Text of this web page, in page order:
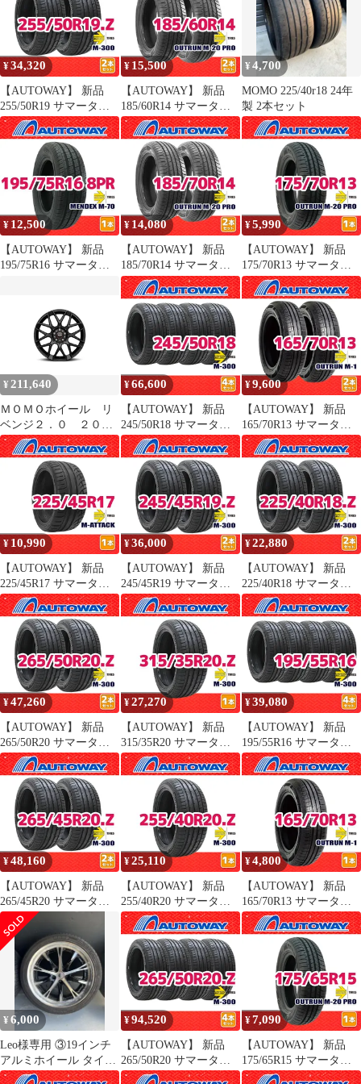
¥34,320
【AUTOWAY】 新品
255/50R19 サマータイ
ヤ MOMO Tires M-300
19インチ 2本セット 夏
タイヤ オートウェイ
¥ 15,500
【AUTOWAY】 新品
185/60R14 サマータイ
ヤ MOMO Tires
OUTRUN M-20 PRO 14
インチ 2本セット 夏タ
イヤ オートウェイ
¥4,700
MOMO 225/40r18 24年
製 2本セット
¥ 12,500
【AUTOWAY】 新品
195/75R16 サマータイ
チ １本売り 夏タイヤ
オートウェイ
¥ 14,080
【AUTOWAY】 新品
185/70R14 サマータイ
ヤ MOMO Tires
OUTRUN M-20 PRO 14
インチ 2本セット 夏タ
イヤ オートウェイ
¥5,990
【AUTOWAY】 新品
175/70R13 サマータイ
ヤ MOMO Tires
OUTRUN M-20 PRO 13
インチ １本売り 夏タイ
ヤ オートウェイ
¥ 211,640
ＭＯＭＯホイール リ
ベンジ２．０ ２０イ
ンチ ４本
¥66,600
【AUTOWAY】 新品
245/50R18 サマータイ
ヤ MOMO Tires M-300
18インチ 4本セット 夏
タイヤ オートウェイ
¥9,600
【AUTOWAY】 新品
165/70R13 サマータイ
ヤ MOMO Tires
OUTRUN M-1 13インチ
2本セット 夏タイヤ オ
ートウェイ
¥ 10,990
【AUTOWAY】 新品
225/45R17 サマータイ
ヤ MOMO Tires M-
ATTACK 17インチ １本
売り 夏タイヤ オートウ
ェイ
¥36,000
【AUTOWAY】 新品
245/45R19 サマータイ
ヤ MOMO Tires M-300
19インチ 2本セット 夏
タイヤ オートウェイ
¥22,880
【AUTOWAY】 新品
225/40R18 サマータイ
ヤ MOMO Tires M-300
18インチ 2本セット 夏
タイヤ オートウェイ
¥47,260
【AUTOWAY】 新品
265/50R20 サマータイ
ヤ MOMO Tires M-300
20インチ 2本セット 夏
タイヤ オートウェイ
¥27,270
【AUTOWAY】 新品
315/35R20 サマータイ
ヤ MOMO Tires M-300
20インチ １本売り 夏タ
イヤ オートウェイ
¥39,080
【AUTOWAY】 新品
195/55R16 サマータイ
ヤ MOMO Tires M-300
16インチ 4本セット 夏
タイヤ オートウェイ
¥48,160
【AUTOWAY】 新品
265/45R20 サマータイ
ヤ MOMO Tires M-300
20インチ 2本セット 夏
タイヤ オートウェイ
¥25,110
【AUTOWAY】 新品
255/40R20 サマータイ
ヤ MOMO Tires M-300
20インチ １本売り 夏タ
イヤ オートウェイ
¥4,800
【AUTOWAY】 新品
165/70R13 サマータイ
ヤ MOMO Tires
OUTRUN M-1 13インチ
１本売り 夏タイヤ オー
トウェイ
¥6,000
Leo様専用 ③19インチ
アルミホイール タイヤ
付き
¥94,520
【AUTOWAY】 新品
265/50R20 サマータイ
ヤ MOMO Tires M-300
¥7,090
【AUTOWAY】 新品
175/65R15 サマータイ
ヤ MOMO Tires